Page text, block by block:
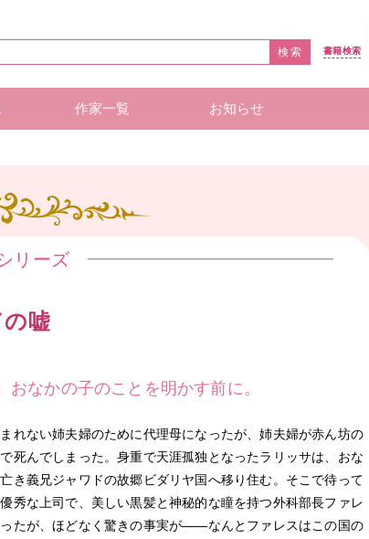
検索 書籍検索
作家一覧 お知らせ
リーズ
嘘
おなかの子のことを明かす前に。
れない姉夫婦のために代理母になったが、姉夫婦が赤ん坊の
死んでしまった。身重で天涯孤独となったラリッサは、おな
き義兄ジャワドの故郷ビダリヤ国へ移り住む。そこで待って
秀な上司で、美しい黒髪と神秘的な瞳を持つ外科部長ファレ
たが、ほどなく驚きの事実が——なんとファレスはこの国の